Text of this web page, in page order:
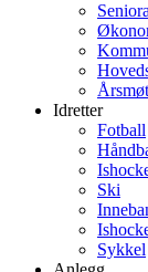
Idretter
Fotball
Ski
Sykkel